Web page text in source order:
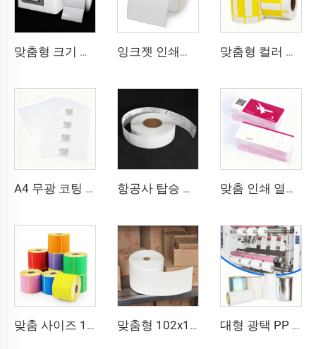
맞춤형 크기 연속 무광 고광택 합성 접착 잉크젯 라벨 롤 102mm 216mm 잉크젯 스티커 잉크젯 인쇄용 BOPP 필름 흰색 BOPP 라벨 PP 스티커 합성지 냉동실용 라벨 스티커 맞춤형 컬러 바코드 가격표 열전사 라벨 슈퍼마켓용 열 상단 카드보드 용지
A4 무광 코팅 미색 라벨 바코드 스티커 라벨 8.5x11인치 A4 시트 레이저 프린터 및 잉크젯 프린터용 항공사 탑승 수하물 라벨 스티커 태그 열전사 합성지 직접 열전사 BOPP 필름 수하물 라벨 맞춤 인쇄 열전사 골판지 항공권 항공티켓 탑승권 종이 항공권
맞춤 사이즈 102x150 102x152 인쇄 라벨 열전사 운송장 스티커 접착 라벨 4x6인치 배송용 열전사 컬러 라벨 맞춤형 102x152 열전사 라벨 반광택 종이 전사 접착 운송장 라벨 4x6 인치 배송용 열전사 라벨 스티커 대형 광택 PP PET PE 라벨 소재 대형 필름 자가접착지 폴리에틸렌 스티커 원단 합성 라벨 대형 롤